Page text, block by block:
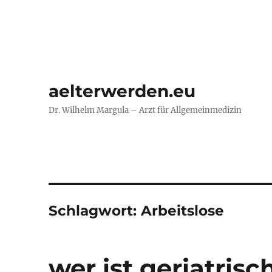
aelterwerden.eu
Dr. Wilhelm Margula – Arzt für Allgemeinmedizin
Schlagwort:Arbeitslose